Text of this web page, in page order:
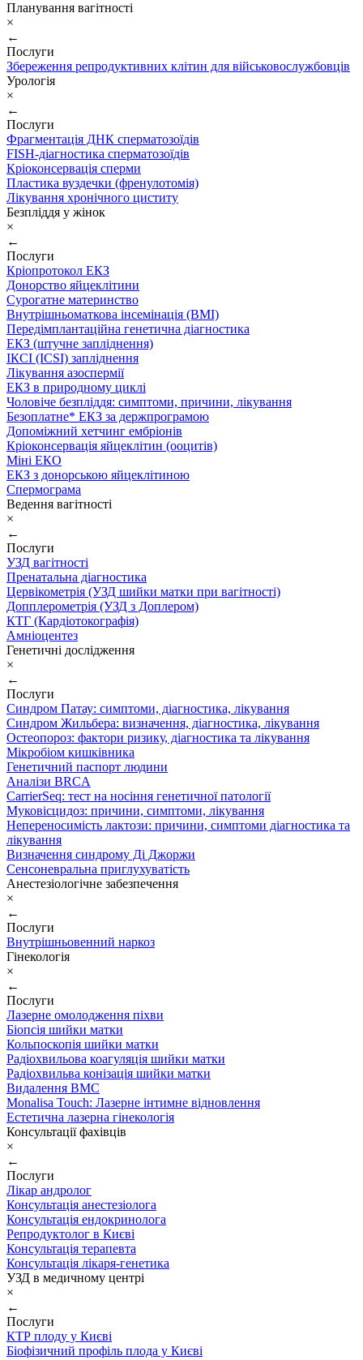
Планування вагітності
×
←
Послуги
Збереження репродуктивних клітин для військовослужбовців
Урологія
×
←
Послуги
Фрагментація ДНК сперматозоїдів
FISH-діагностика сперматозоїдів
Кріоконсервація сперми
Пластика вуздечки (френулотомія)
Лікування хронічного циститу
Безпліддя у жінок
×
←
Послуги
Кріопротокол ЕКЗ
Донорство яйцеклітини
Сурогатне материнство
Внутрішньоматкова інсемінація (ВМІ)
Передімплантаційна генетична діагностика
ЕКЗ (штучне запліднення)
ІКСІ (ICSI) запліднення
Лікування азоспермії
ЕКЗ в природному циклі
Чоловіче безпліддя: симптоми, причини, лікування
Безоплатне* ЕКЗ за держпрограмою
Допоміжний хетчинг ембріонів
Кріоконсервація яйцеклітин (ооцитів)
Міні ЕКО
ЕКЗ з донорською яйцеклітиною
Спермограма
Ведення вагітності
×
←
Послуги
УЗД вагітності
Пренатальна діагностика
Цервікометрія (УЗД шийки матки при вагітності)
Допплерометрія (УЗД з Доплером)
КТГ (Кардіотокографія)
Амніоцентез
Генетичні дослідження
×
←
Послуги
Синдром Патау: симптоми, дiагностика, лiкування
Синдром Жильбера: визначення, діагностика, лікування
Остеопороз: фактори ризику, діагностика та лікування
Мікробіом кишківника
Генетичний паспорт людини
Аналізи BRCA
CarrierSeq: тест на носіння генетичної патології
Муковісцидоз: причини, симптоми, лікування
Непереносимість лактози: причини, симптоми діагностика та
лікування
Визначення синдрому Ді Джоржи
Сенсоневральна приглухуватість
Анестезіологічне забезпечення
×
←
Послуги
Внутрішньовенний наркоз
Гінекологія
×
←
Послуги
Лазерне омолодження піхви
Біопсія шийки матки
Кольпоскопія шийки матки
Радіохвильова коагуляція шийки матки
Радіохвильва конізація шийки матки
Видалення ВМС
Monalisa Touch: Лазерне інтимне відновлення
Естетична лазерна гінекологія
Консультації фахівців
×
←
Послуги
Лікар андролог
Консультація анестезіолога
Консультація ендокринолога
Репродуктолог в Києві
Консультація терапевта
Консультація лікаря-генетика
УЗД в медичному центрі
×
←
Послуги
КТР плоду у Києві
Біофізичний профіль плода у Києві